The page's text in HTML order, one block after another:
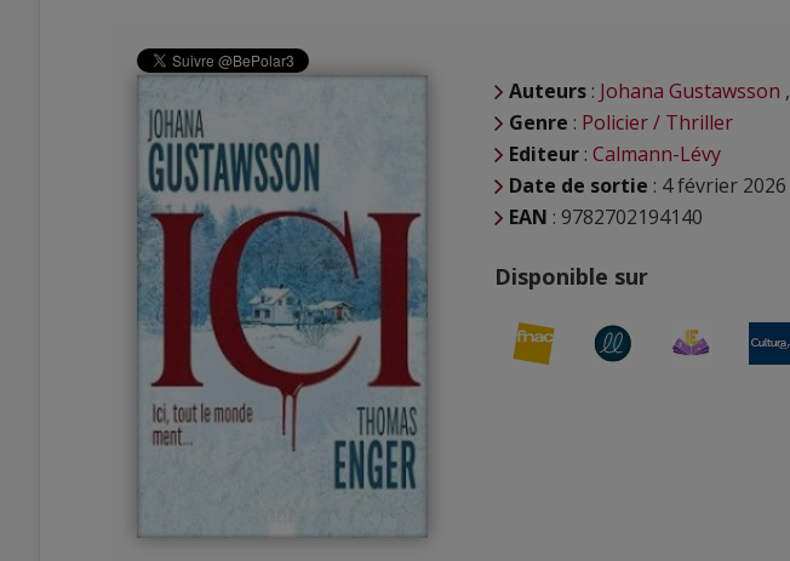
Auteurs : Johana Gustawsson ,
Genre : Policier / Thriller
Editeur : Calmann-Lévy
Date de sortie : 4 février 2026
EAN : 9782702194140
Disponible sur